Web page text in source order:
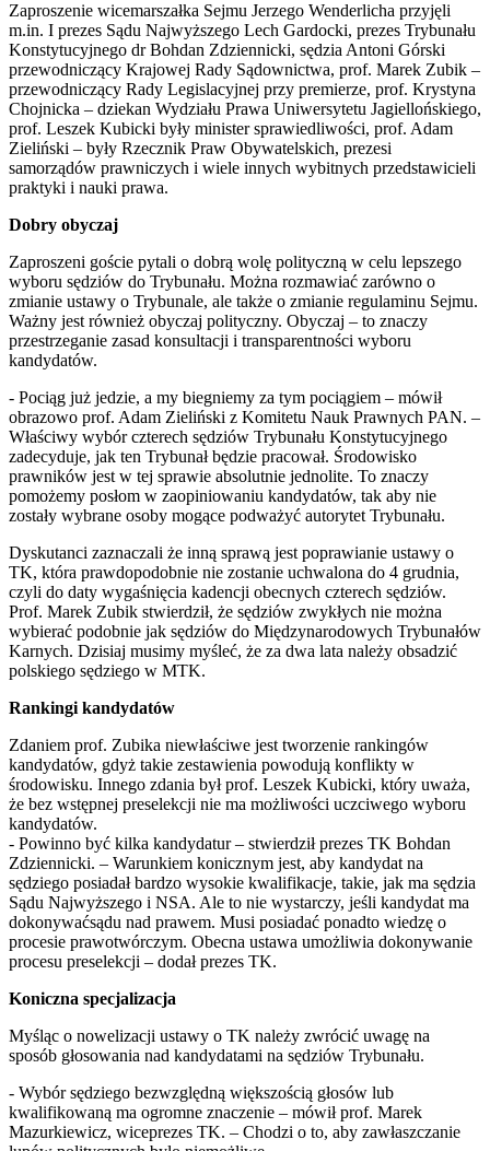
Zaproszenie wicemarszałka Sejmu Jerzego Wenderlicha przyjęli
m.in. I prezes Sądu Najwyższego Lech Gardocki, prezes Trybunału
Konstytucyjnego dr Bohdan Zdziennicki, sędzia Antoni Górski
przewodniczący Krajowej Rady Sądownictwa, prof. Marek Zubik –
przewodniczący Rady Legislacyjnej przy premierze, prof. Krystyna
Chojnicka – dziekan Wydziału Prawa Uniwersytetu Jagiellońskiego,
prof. Leszek Kubicki były minister sprawiedliwości, prof. Adam
Zieliński – były Rzecznik Praw Obywatelskich, prezesi
samorządów prawniczych i wiele innych wybitnych przedstawicieli
praktyki i nauki prawa.
Dobry obyczaj
Zaproszeni goście pytali o dobrą wolę polityczną w celu lepszego
wyboru sędziów do Trybunału. Można rozmawiać zarówno o
zmianie ustawy o Trybunale, ale także o zmianie regulaminu Sejmu.
Ważny jest również obyczaj polityczny. Obyczaj – to znaczy
przestrzeganie zasad konsultacji i transparentności wyboru
kandydatów.
- Pociąg już jedzie, a my biegniemy za tym pociągiem – mówił
obrazowo prof. Adam Zieliński z Komitetu Nauk Prawnych PAN. –
Właściwy wybór czterech sędziów Trybunału Konstytucyjnego
zadecyduje, jak ten Trybunał będzie pracował. Środowisko
prawników jest w tej sprawie absolutnie jednolite. To znaczy
pomożemy posłom w zaopiniowaniu kandydatów, tak aby nie
zostały wybrane osoby mogące podważyć autorytet Trybunału.
Dyskutanci zaznaczali że inną sprawą jest poprawianie ustawy o
TK, która prawdopodobnie nie zostanie uchwalona do 4 grudnia,
czyli do daty wygaśnięcia kadencji obecnych czterech sędziów.
Prof. Marek Zubik stwierdził, że sędziów zwykłych nie można
wybierać podobnie jak sędziów do Międzynarodowych Trybunałów
Karnych. Dzisiaj musimy myśleć, że za dwa lata należy obsadzić
polskiego sędziego w MTK.
Rankingi kandydatów
Zdaniem prof. Zubika niewłaściwe jest tworzenie rankingów
kandydatów, gdyż takie zestawienia powodują konflikty w
środowisku. Innego zdania był prof. Leszek Kubicki, który uważa,
że bez wstępnej preselekcji nie ma możliwości uczciwego wyboru
kandydatów.
- Powinno być kilka kandydatur – stwierdził prezes TK Bohdan
Zdziennicki. – Warunkiem konicznym jest, aby kandydat na
sędziego posiadał bardzo wysokie kwalifikacje, takie, jak ma sędzia
Sądu Najwyższego i NSA. Ale to nie wystarczy, jeśli kandydat ma
dokonywaćsądu nad prawem. Musi posiadać ponadto wiedzę o
procesie prawotwórczym. Obecna ustawa umożliwia dokonywanie
procesu preselekcji – dodał prezes TK.
Koniczna specjalizacja
Myśląc o nowelizacji ustawy o TK należy zwrócić uwagę na
sposób głosowania nad kandydatami na sędziów Trybunału.
- Wybór sędziego bezwzględną większością głosów lub
kwalifikowaną ma ogromne znaczenie – mówił prof. Marek
Mazurkiewicz, wiceprezes TK. – Chodzi o to, aby zawłaszczanie